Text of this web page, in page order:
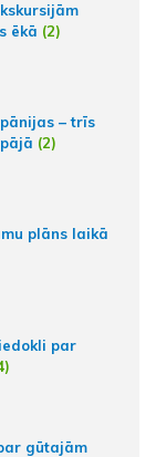
ēkā (2)
– trīs
(2)
plāns laikā
par
gūtajām